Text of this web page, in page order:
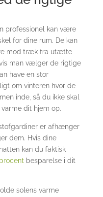
professionel kan være
for dine rum. De kan
mod træk fra utætte
man vælger de rigtige
have en stor
om vinteren hvor de
inde, så du ikke skal
dit hjem op.
er afhænger
dem. Hvis dine
kan du faktisk
besparelse i dit
solens varme